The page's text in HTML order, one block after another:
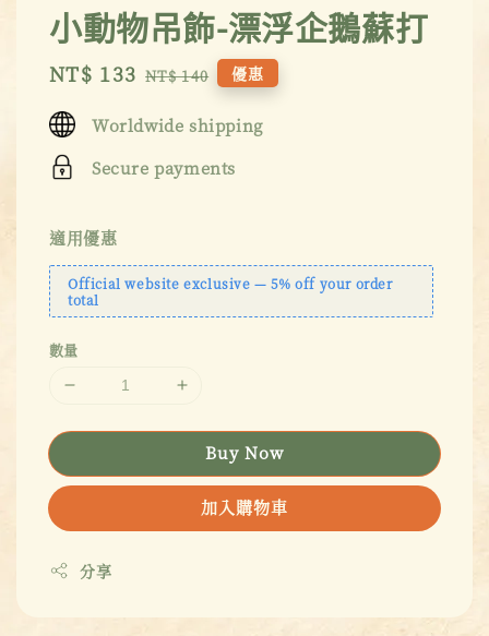
小動物吊飾-漂浮企鵝蘇打
Sale
NT$ 133 Regular
NT$ 140 優惠
Worldwide shipping
Secure payments
適用優惠
Official website exclusive — 5% off your order
total
數量
Buy Now
加入購物車
分享